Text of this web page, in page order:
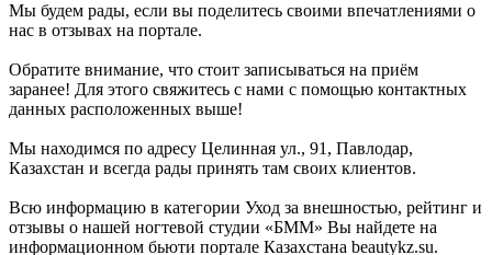
Мы будем рады, если вы поделитесь своими впечатлениями о
нас в отзывах на портале.
Обратите внимание, что стоит записываться на приём
заранее! Для этого свяжитесь с нами с помощью контактных
данных расположенных выше!
Мы находимся по адресу Целинная ул., 91, Павлодар,
Казахстан и всегда рады принять там своих клиентов.
Всю информацию в категории Уход за внешностью, рейтинг и
отзывы о нашей ногтевой студии «БММ» Вы найдете на
информационном бьюти портале Казахстана beautykz.su.